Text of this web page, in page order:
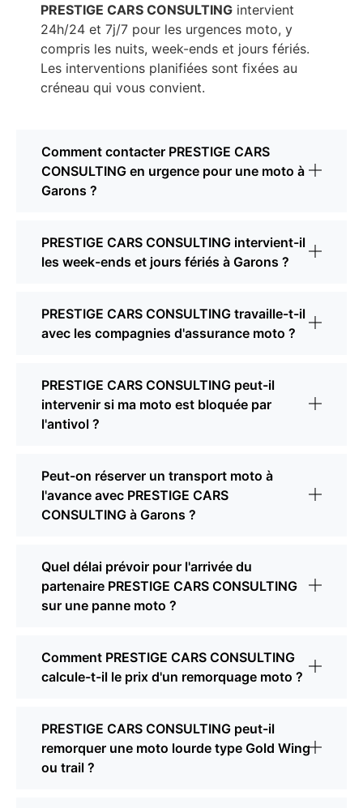
PRESTIGE CARS CONSULTING intervient
24h/24 et 7j/7 pour les urgences moto, y
compris les nuits, week-ends et jours fériés.
Les interventions planifiées sont fixées au
créneau qui vous convient.
Comment contacter PRESTIGE CARS
CONSULTING en urgence pour une moto à
Garons ?
PRESTIGE CARS CONSULTING intervient-il
les week-ends et jours fériés à Garons ?
PRESTIGE CARS CONSULTING travaille-t-il
avec les compagnies d'assurance moto ?
PRESTIGE CARS CONSULTING peut-il
intervenir si ma moto est bloquée par
l'antivol ?
Peut-on réserver un transport moto à
l'avance avec PRESTIGE CARS
CONSULTING à Garons ?
Quel délai prévoir pour l'arrivée du
partenaire PRESTIGE CARS CONSULTING
sur une panne moto ?
Comment PRESTIGE CARS CONSULTING
calcule-t-il le prix d'un remorquage moto ?
PRESTIGE CARS CONSULTING peut-il
remorquer une moto lourde type Gold Wing
ou trail ?